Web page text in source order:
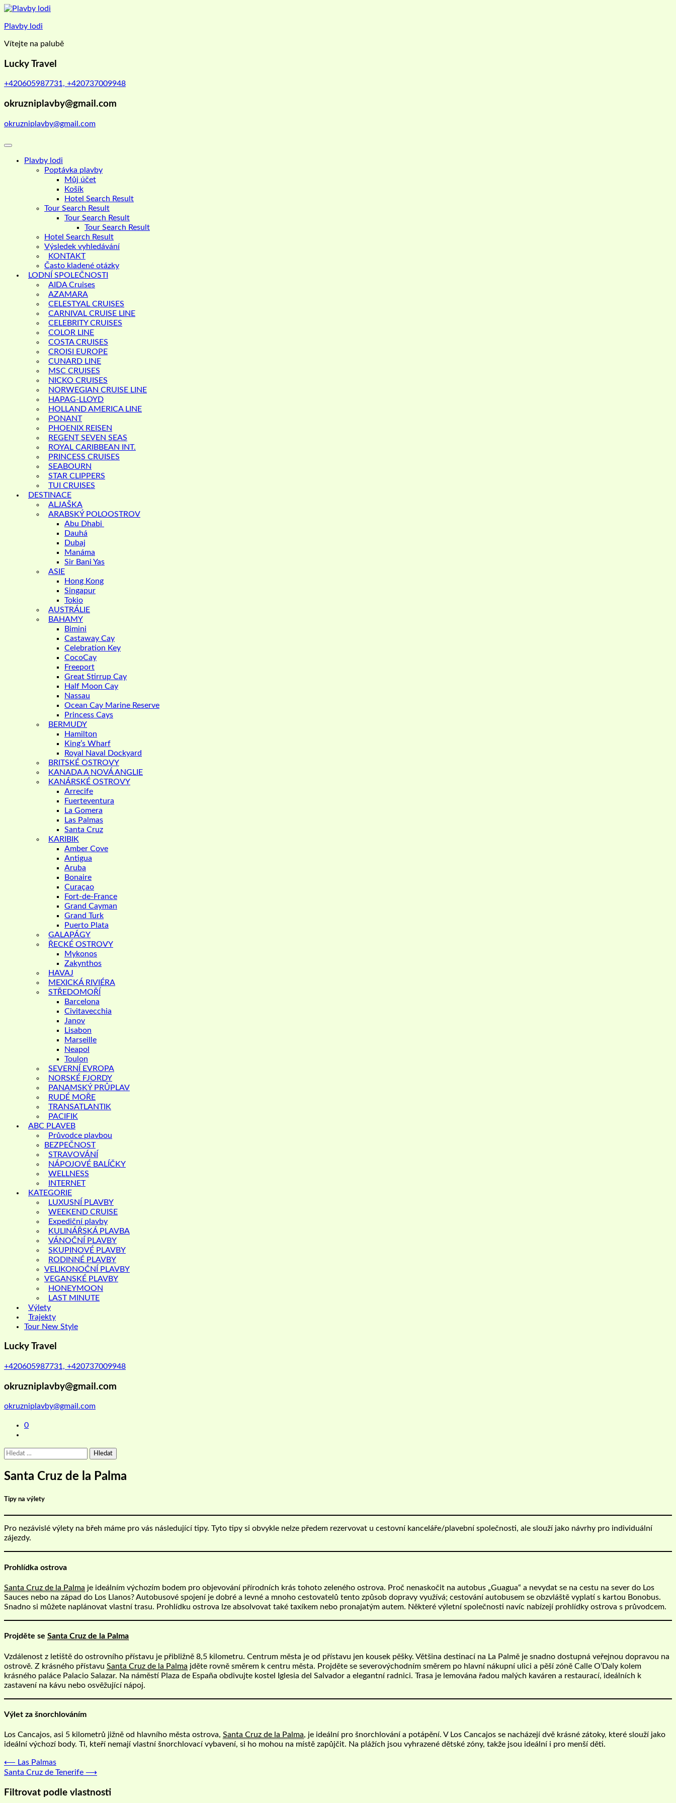
Skip
content
Plavby lodi
Vítejte na palubě
Lucky Travel
+420605987731, +420737009948
okruzniplavby@gmail.com
okruzniplavby@gmail.com
Plavby lodi
Poptávka plavby
Můj účet
Košík
Hotel Search Result
Tour Search Result
Tour Search Result
Tour Search Result
Hotel Search Result
Výsledek vyhledávání
KONTAKT
Často kladené otázky
LODNÍ SPOLEČNOSTI
AIDA Cruises
AZAMARA
CELESTYAL CRUISES
CARNIVAL CRUISE LINE
CELEBRITY CRUISES
COLOR LINE
COSTA CRUISES
CROISI EUROPE
CUNARD LINE
MSC CRUISES
NICKO CRUISES
NORWEGIAN CRUISE LINE
HAPAG-LLOYD
HOLLAND AMERICA LINE
PONANT
PHOENIX REISEN
REGENT SEVEN SEAS
ROYAL CARIBBEAN INT.
PRINCESS CRUISES
SEABOURN
STAR CLIPPERS
TUI CRUISES
DESTINACE
ALJAŠKA
ARABSKÝ POLOOSTROV
Abu Dhabi
Dauhá
Dubaj
Manáma
Sir Bani Yas
ASIE
Hong Kong
Singapur
Tokio
AUSTRÁLIE
BAHAMY
Bimini
Castaway Cay
Celebration Key
CocoCay
Freeport
Great Stirrup Cay
Half Moon Cay
Nassau
Ocean Cay Marine Reserve
Princess Cays
BERMUDY
Hamilton
King’s Wharf
Royal Naval Dockyard
BRITSKÉ OSTROVY
KANADA A NOVÁ ANGLIE
KANÁRSKÉ OSTROVY
Arrecife
Fuerteventura
La Gomera
Las Palmas
Santa Cruz
KARIBIK
Amber Cove
Antigua
Aruba
Bonaire
Curaçao
Fort-de-France
Grand Cayman
Grand Turk
Puerto Plata
GALAPÁGY
ŘECKÉ OSTROVY
Mykonos
Zakynthos
HAVAJ
MEXICKÁ RIVIÉRA
STŘEDOMOŘÍ
Barcelona
Civitavecchia
Janov
Lisabon
Marseille
Neapol
Toulon
SEVERNÍ EVROPA
NORSKÉ FJORDY
PANAMSKÝ PRŮPLAV
RUDÉ MOŘE
TRANSATLANTIK
PACIFIK
ABC PLAVEB
Průvodce plavbou
BEZPEČNOST
STRAVOVÁNÍ
NÁPOJOVÉ BALÍČKY
WELLNESS
INTERNET
KATEGORIE
LUXUSNÍ PLAVBY
WEEKEND CRUISE
Expediční plavby
KULINÁŘSKÁ PLAVBA
VÁNOČNÍ PLAVBY
SKUPINOVÉ PLAVBY
RODINNÉ PLAVBY
VELIKONOČNÍ PLAVBY
VEGANSKÉ PLAVBY
HONEYMOON
LAST MINUTE
Výlety
Trajekty
Tour New Style
Lucky Travel
+420605987731, +420737009948
okruzniplavby@gmail.com
okruzniplavby@gmail.com
0
Vyhledávání
Santa Cruz de la Palma
Tipy na výlety
Pro nezávislé výlety na břeh máme pro vás následující tipy. Tyto tipy si obvykle nelze předem rezervovat u cestovní kanceláře/plavební společnosti, ale slouží jako návrhy pro individuální
zájezdy.
Prohlídka ostrova
Santa Cruz de la Palma je ideálním výchozím bodem pro objevování přírodních krás tohoto zeleného ostrova. Proč nenaskočit na autobus „Guagua“ a nevydat se na cestu na sever do Los
Sauces nebo na západ do Los Llanos? Autobusové spojení je dobré a levné a mnoho cestovatelů tento způsob dopravy využívá; cestování autobusem se obzvláště vyplatí s kartou Bonobus.
Snadno si můžete naplánovat vlastní trasu. Prohlídku ostrova lze absolvovat také taxíkem nebo pronajatým autem. Některé výletní společnosti navíc nabízejí prohlídky ostrova s ​​průvodcem.
Projděte se Santa Cruz de la Palma
Vzdálenost z letiště do ostrovního přístavu je přibližně 8,5 kilometru. Centrum města je od přístavu jen kousek pěšky. Většina destinací na La Palmě je snadno dostupná veřejnou dopravou na
ostrově. Z krásného přístavu Santa Cruz de la Palma jděte rovně směrem k centru města. Projděte se severovýchodním směrem po hlavní nákupní ulici a pěší zóně Calle O’Daly kolem
krásného paláce Palacio Salazar. Na náměstí Plaza de España obdivujte kostel Iglesia del Salvador a elegantní radnici. Trasa je lemována řadou malých kaváren a restaurací, ideálních k
zastavení na kávu nebo osvěžující nápoj.
Výlet za šnorchlováním
Los Cancajos, asi 5 kilometrů jižně od hlavního města ostrova, Santa Cruz de la Palma, je ideální pro šnorchlování a potápění. V Los Cancajos se nacházejí dvě krásné zátoky, které slouží jako
ideální výchozí body. Ti, kteří nemají vlastní šnorchlovací vybavení, si ho mohou na místě zapůjčit. Na plážích jsou vyhrazené dětské zóny, takže jsou ideální i pro menší děti.
Navigace
pro
příspěvek
⟵ Las Palmas
Santa Cruz de Tenerife ⟶
Filtrovat podle vlastnosti